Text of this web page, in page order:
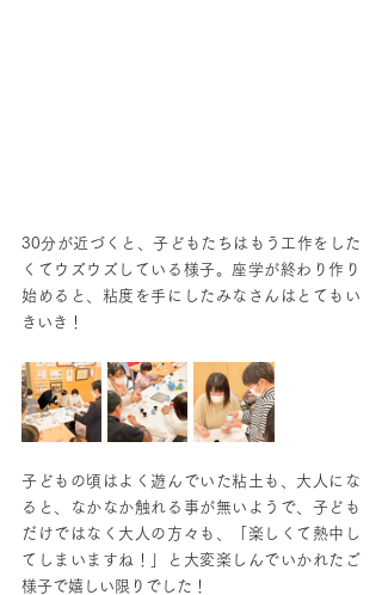
30分が近づくと、子どもたちはもう工作をした
くてウズウズしている様子。座学が終わり作り
始めると、粘度を手にしたみなさんはとてもい
きいき！
子どもの頃はよく遊んでいた粘土も、大人にな
ると、なかなか触れる事が無いようで、子ども
だけではなく大人の方々も、「楽しくて熱中し
てしまいますね！」と大変楽しんでいかれたご
様子で嬉しい限りでした！